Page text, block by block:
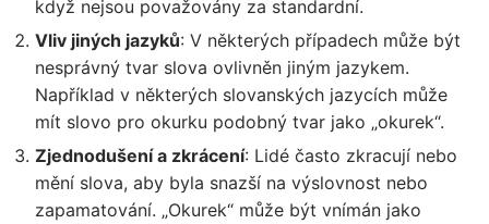
když nejsou považovány za standardní.
Vliv jiných jazyků: V některých případech může být
nesprávný tvar slova ovlivněn jiným jazykem.
Například v některých slovanských jazycích může
mít slovo pro okurku podobný tvar jako „okurek“.
Zjednodušení a zkrácení: Lidé často zkracují nebo
mění slova, aby byla snazší na výslovnost nebo
zapamatování. „Okurek“ může být vnímán jako